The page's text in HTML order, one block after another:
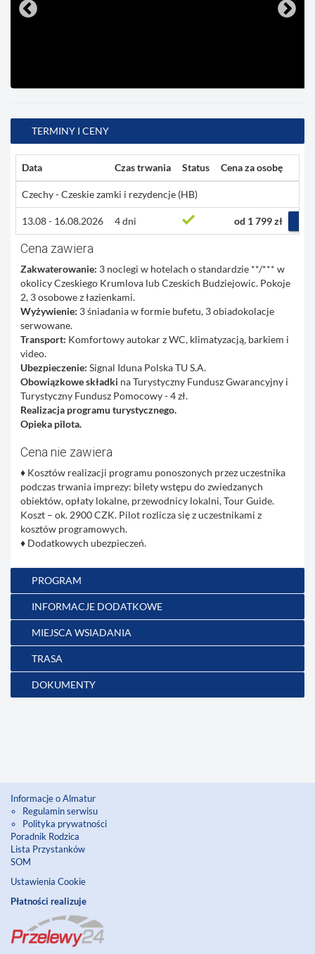
TERMINY I CENY
Data Czas trwania Status Cena za osobę
Czechy - Czeskie zamki i rezydencje (HB)
13.08 - 16.08.2026 4 dni od 1 799 zł
Cena zawiera
Zakwaterowanie: 3 noclegi w hotelach o standardzie **/*** w
okolicy Czeskiego Krumlova lub Czeskich Budziejowic. Pokoje
2, 3 osobowe z łazienkami.
Wyżywienie: 3 śniadania w formie bufetu, 3 obiadokolacje
serwowane.
Transport: Komfortowy autokar z WC, klimatyzacją, barkiem i
video.
Ubezpieczenie: Signal Iduna Polska TU S.A.
Obowiązkowe składki na Turystyczny Fundusz Gwarancyjny i
Turystyczny Fundusz Pomocowy - 4 zł.
Realizacja programu turystycznego.
Opieka pilota.
Cena nie zawiera
♦ Kosztów realizacji programu ponoszonych przez uczestnika
podczas trwania imprezy: bilety wstępu do zwiedzanych
obiektów, opłaty lokalne, przewodnicy lokalni, Tour Guide.
Koszt – ok. 2900 CZK. Pilot rozlicza się z uczestnikami z
kosztów programowych.
♦ Dodatkowych ubezpieczeń.
PROGRAM
INFORMACJE DODATKOWE
MIEJSCA WSIADANIA
TRASA
DOKUMENTY
Informacje o Almatur
Regulamin serwisu
Polityka prywatności
Poradnik Rodzica
Lista Przystanków
SOM
Ustawienia Cookie
Płatności realizuje